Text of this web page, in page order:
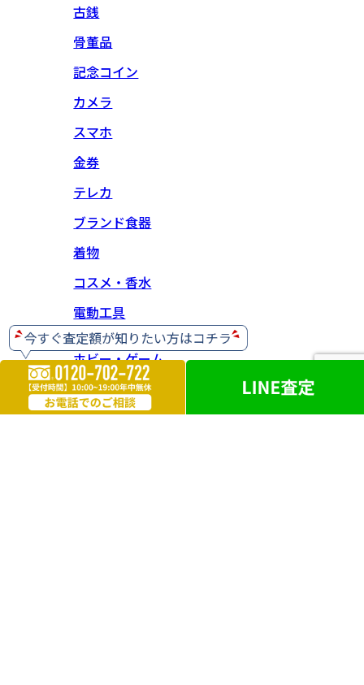
古銭
骨董品
記念コイン
カメラ
スマホ
金券
テレカ
ブランド食器
着物
コスメ・香水
電動工具
ホビー・ゲーム
楽器
お酒